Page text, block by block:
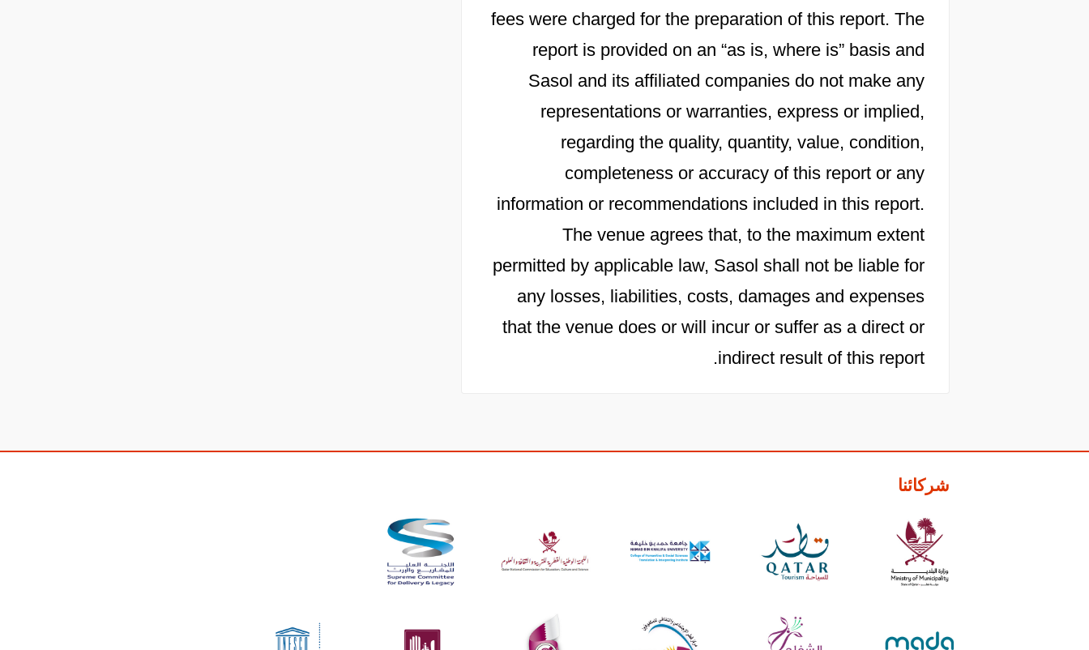
fees were charged for the preparation of this report. The
report is provided on an “as is, where is” basis and
Sasol and its affiliated companies do not make any
representations or warranties, express or implied,
regarding the quality, quantity, value, condition,
completeness or accuracy of this report or any
information or recommendations included in this report.
The venue agrees that, to the maximum extent
permitted by applicable law, Sasol shall not be liable for
any losses, liabilities, costs, damages and expenses
that the venue does or will incur or suffer as a direct or
indirect result of this report.
شركائنا